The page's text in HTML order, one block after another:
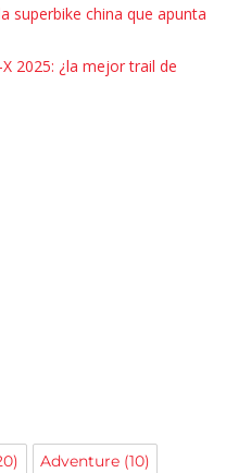
superbike china que apunta
2025: ¿la mejor trail de
Adventure (10)